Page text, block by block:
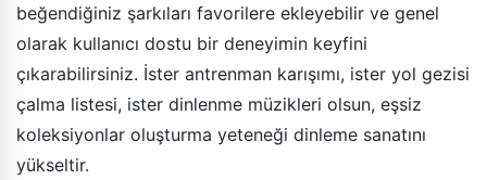
beğendiğiniz şarkıları favorilere ekleyebilir ve genel
olarak kullanıcı dostu bir deneyimin keyfini
çıkarabilirsiniz. İster antrenman karışımı, ister yol gezisi
çalma listesi, ister dinlenme müzikleri olsun, eşsiz
koleksiyonlar oluşturma yeteneği dinleme sanatını
yükseltir.